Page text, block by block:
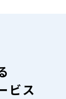
ビス